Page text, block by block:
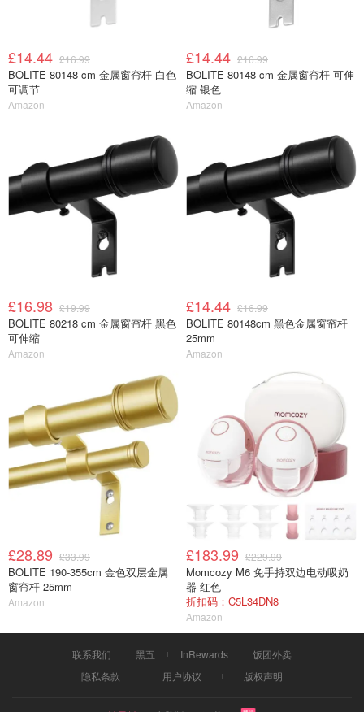
£14.44 £16.99
BOLITE 80148 cm 金属窗帘杆 白色
可调节
Amazon
£14.44 £16.99
BOLITE 80148 cm 金属窗帘杆 可伸
缩 银色
Amazon
£16.98 £19.99
BOLITE 80218 cm 金属窗帘杆 黑色
可伸缩
Amazon
£14.44 £16.99
BOLITE 80148cm 黑色金属窗帘杆
25mm
Amazon
£28.89 £33.99
BOLITE 190-355cm 金色双层金属
窗帘杆 25mm
Amazon
£183.99 £229.99
Momcozy M6 免手持双边电动吸奶
器 红色
折扣码：C5L34DN8
Amazon
联系我们 黑五 InRewards
饭团外卖
隐私条款
用户协议 版权声明